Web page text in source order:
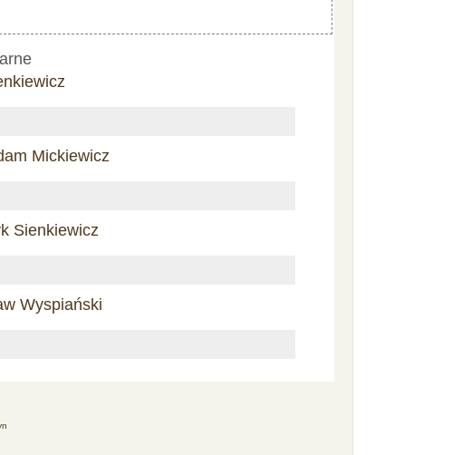
Mickiewicz
Sienkiewicz
Wyspiański